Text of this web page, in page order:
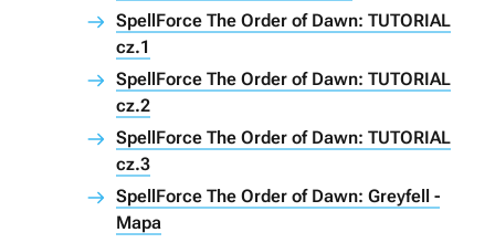
SpellForce The Order of Dawn: TUTORIAL
cz.1
SpellForce The Order of Dawn: TUTORIAL
cz.2
SpellForce The Order of Dawn: TUTORIAL
cz.3
SpellForce The Order of Dawn: Greyfell -
Mapa